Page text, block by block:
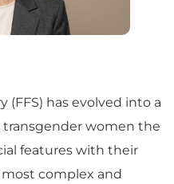
(FFS) has evolved into a
women the
features with their
complex and